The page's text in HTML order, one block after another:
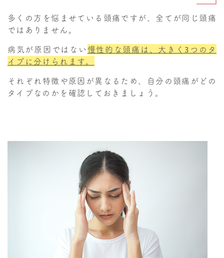
多くの方を悩ませている頭痛ですが、全てが同じ頭痛
ではありません。
病気が原因ではない慢性的な頭痛は、大きく3つのタ
イプに分けられます。
それぞれ特徴や原因が異なるため、自分の頭痛がどの
タイプなのかを確認しておきましょう。